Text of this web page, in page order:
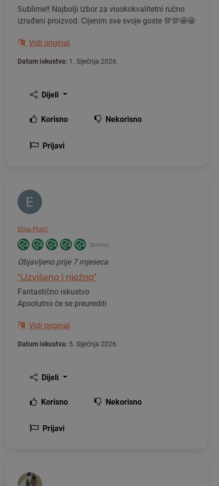
Sublime!! Najbolji izbor za visokokvalitetni ručno
izrađeni proizvod. Cijenim sve svoje goste 💯💯🤩🤩
Vidi original
Datum iskustva: 1. Siječnja 2026.
Dijeli
Korisno Nekorisno
Prijavi
Elisa Placi'
Izvrsno
Objavljeno prije 7 mjeseca
"Uzvišeno i nježno"
Fantastično iskustvo
Apsolutno će se preurediti
Vidi original
Datum iskustva: 5. Siječnja 2026.
Dijeli
Korisno Nekorisno
Prijavi